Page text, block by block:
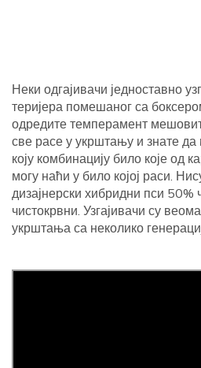
Неки одгајивачи једноставно
теријера помешаног са
одредите темперамент
све расе у укрштању и знате
коју комбинацију било које од
могу наћи у било којој раси.
дизајнерски хибридни пси 50%
чистокрвни. Узгајивачи су веома
укрштања са неколико